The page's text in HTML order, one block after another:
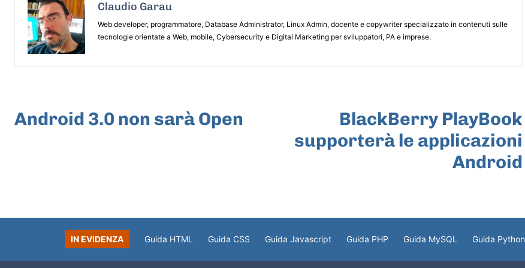
Claudio Garau
Web developer, programmatore, Database Administrator, Linux Admin, docente e copywriter specializzato in contenuti sulle
tecnologie orientate a Web, mobile, Cybersecurity e Digital Marketing per sviluppatori, PA e imprese.
Android 3.0 non sarà Open
BlackBerry PlayBook
supporterà le applicazioni
Android
IN EVIDENZA Guida HTML Guida CSS Guida Javascript Guida PHP Guida MySQL Guida Python